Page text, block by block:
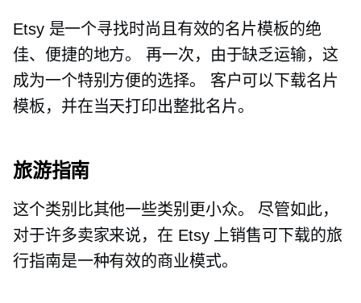
Etsy 是一个寻找时尚且有效的名片模板的绝
佳、便捷的地方。 再一次，由于缺乏运输，这
成为一个特别方便的选择。 客户可以下载名片
模板，并在当天打印出整批名片。
旅游指南
这个类别比其他一些类别更小众。 尽管如此，
对于许多卖家来说，在 Etsy 上销售可下载的旅
行指南是一种有效的商业模式。